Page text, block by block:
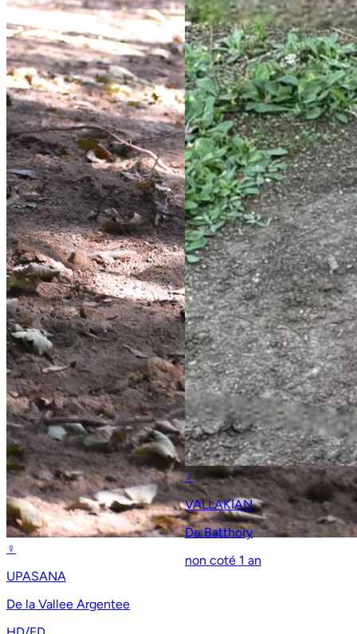
♀
UPASANA
De la Vallee Argentee
♀
VALLAKIAN
De Batthory
non coté 1 an